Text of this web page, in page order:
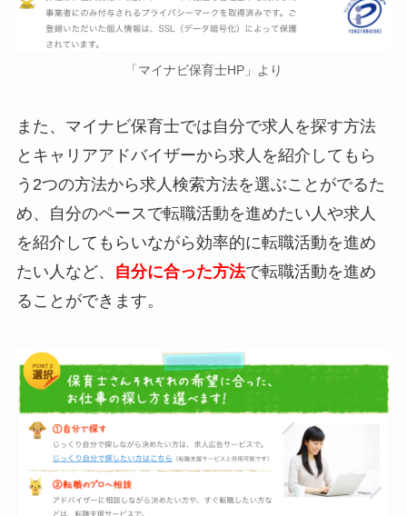
「マイナビ保育士HP」より
また、マイナビ保育士では自分で求人を探す方法
とキャリアアドバイザーから求人を紹介してもら
う2つの方法から求人検索方法を選ぶことがでるた
め、自分のペースで転職活動を進めたい人や求人
を紹介してもらいながら効率的に転職活動を進め
たい人など、
自分に合った方法で転職活動を進め
ることができます。